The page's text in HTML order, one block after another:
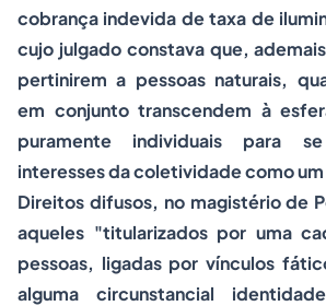
cobrança indevida de taxa de
cujo julgado constava que,
pertinirem a pessoas naturais,
em conjunto transcendem à
puramente individuais para
interesses da coletividade como
Direitos difusos, no magistério de
aqueles "titularizados por uma
pessoas, ligadas por vínculos
alguma circunstancial